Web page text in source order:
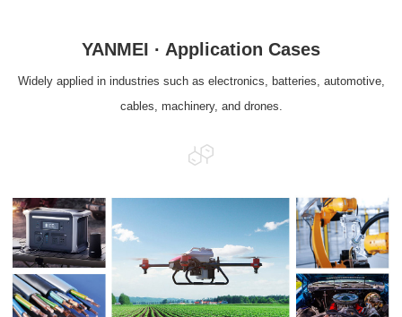
YANMEI · Application Cases
Widely applied in industries such as electronics, batteries, automotive,
cables, machinery, and drones.